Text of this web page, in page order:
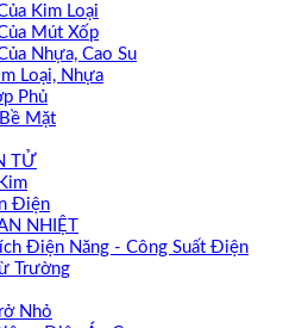
Kim Loại
Mút Xốp
Nhựa, Cao Su
Loại, Nhựa
Phủ
Mặt
TỬ
Điện
NHIỆT
Điện Năng - Công Suất Điện
Trường
Nhỏ